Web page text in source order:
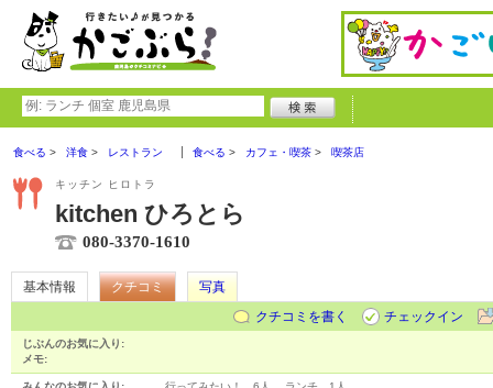
食べる 洋食 レストラン 食べる カフェ・喫茶 喫茶店
キッチン ヒロトラ
kitchen ひろとら
080-3370-1610
基本情報 クチコミ
写真
クチコミを書く
チェックイン
じぶんのお気に入り:
メモ: